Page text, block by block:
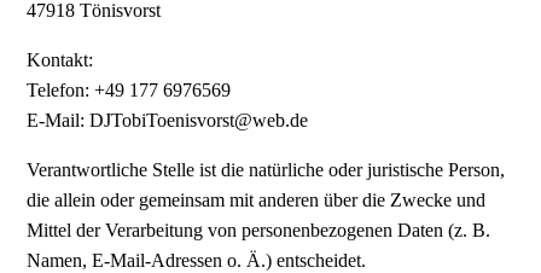
47918 Tönisvorst
Kontakt:
Telefon: +49 177 6976569
E-Mail: DJTobiToenisvorst@web.de
Verantwortliche Stelle ist die natürliche oder juristische Person,
die allein oder gemeinsam mit anderen über die Zwecke und
Mittel der Verarbeitung von personenbezogenen Daten (z. B.
Namen, E-Mail-Adressen o. Ä.) entscheidet.